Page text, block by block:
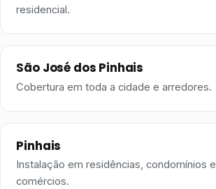
residencial.
São José dos Pinhais
Cobertura em toda a cidade e arredores.
Pinhais
Instalação em residências, condomínios e
comércios.